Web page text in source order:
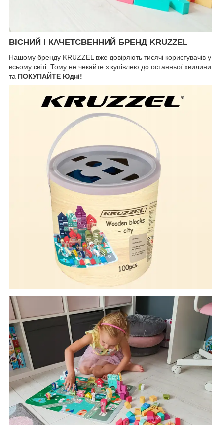
ВІСНИЙ І КАЧЕТСВЕННИЙ БРЕНД KRUZZEL
Нашому бренду KRUZZEL вже довіряють тисячі користувачів у
всьому світі. Тому не чекайте з купівлею до останньої хвилини
та ПОКУПАЙТЕ Юдні!